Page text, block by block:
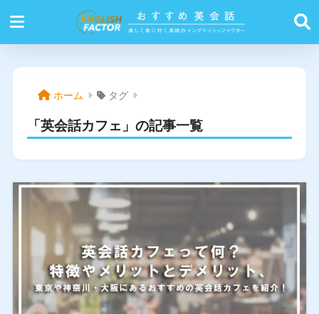
ホーム タグ
「英会話カフェ」の記事一覧